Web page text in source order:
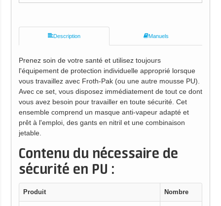
Description Manuels
Prenez soin de votre santé et utilisez toujours
l'équipement de protection individuelle approprié lorsque
vous travaillez avec Froth-Pak (ou une autre mousse PU).
Avec ce set, vous disposez immédiatement de tout ce dont
vous avez besoin pour travailler en toute sécurité. Cet
ensemble comprend un masque anti-vapeur adapté et
prêt à l'emploi, des gants en nitril et une combinaison
jetable.
Contenu du nécessaire de
sécurité en PU :
Produit Nombre